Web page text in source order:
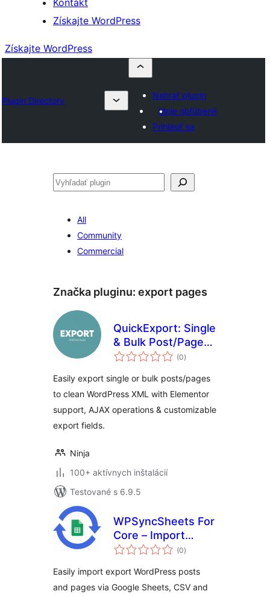
Kontakt
Získajte WordPress
Získajte WordPress
Plugin Directory
Nahrať plugin
Moje obľúbené
Prihlásiť sa
Hľadať
All
Community
Commercial
Značka pluginu: export pages
QuickExport: Single
& Bulk Post/Page
Exporter
(0celkové
hodnotenie
)
Easily export single or bulk posts/pages
to clean WordPress XML with Elementor
support, AJAX operations & customizable
export fields.
Ninja
100+ aktívnych inštalácií
Testované s 6.9.5
WPSyncSheets For
Core – Import
Export Posts and
(0celkové
hodnotenie
)
Easily import export WordPress posts
and pages via Google Sheets, CSV and